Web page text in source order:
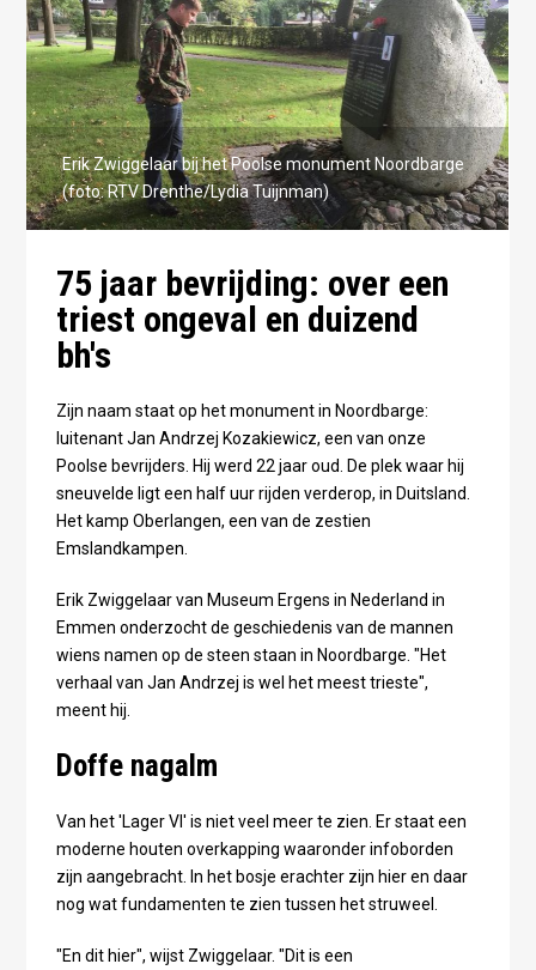
Erik Zwiggelaar bij het Poolse monument Noordbarge
(foto: RTV Drenthe/Lydia Tuijnman)
75 jaar bevrijding: over een
triest ongeval en duizend
bh's
Zijn naam staat op het monument in Noordbarge:
luitenant Jan Andrzej Kozakiewicz, een van onze
Poolse bevrijders. Hij werd 22 jaar oud. De plek waar hij
sneuvelde ligt een half uur rijden verderop, in Duitsland.
Het kamp Oberlangen, een van de zestien
Emslandkampen.
Erik Zwiggelaar van Museum Ergens in Nederland in
Emmen onderzocht de geschiedenis van de mannen
wiens namen op de steen staan in Noordbarge. "Het
verhaal van Jan Andrzej is wel het meest trieste",
meent hij.
Doffe nagalm
Van het 'Lager VI' is niet veel meer te zien. Er staat een
moderne houten overkapping waaronder infoborden
zijn aangebracht. In het bosje erachter zijn hier en daar
nog wat fundamenten te zien tussen het struweel.
"En dit hier", wijst Zwiggelaar. "Dit is een